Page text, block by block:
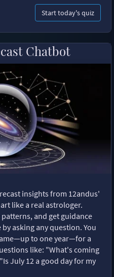
Start today's quiz
Chatbot
insights from 12andus'
like a real astrologer.
and get guidance
asking any question. You
to one year—for a
like: "What's coming
July 12 a good day for my